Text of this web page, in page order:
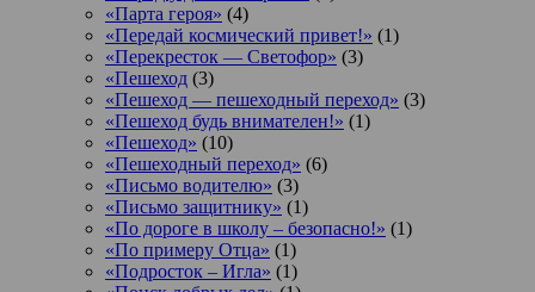
«Парта героя» (4)
«Передай космический привет!» (1)
«Перекресток — Светофор» (3)
«Пешеход (3)
«Пешеход — пешеходный переход» (3)
«Пешеход будь внимателен!» (1)
«Пешеход» (10)
«Пешеходный переход» (6)
«Письмо водителю» (3)
«Письмо защитнику» (1)
«По дороге в школу – безопасно!» (1)
«По примеру Отца» (1)
«Подросток ‒ Игла» (1)